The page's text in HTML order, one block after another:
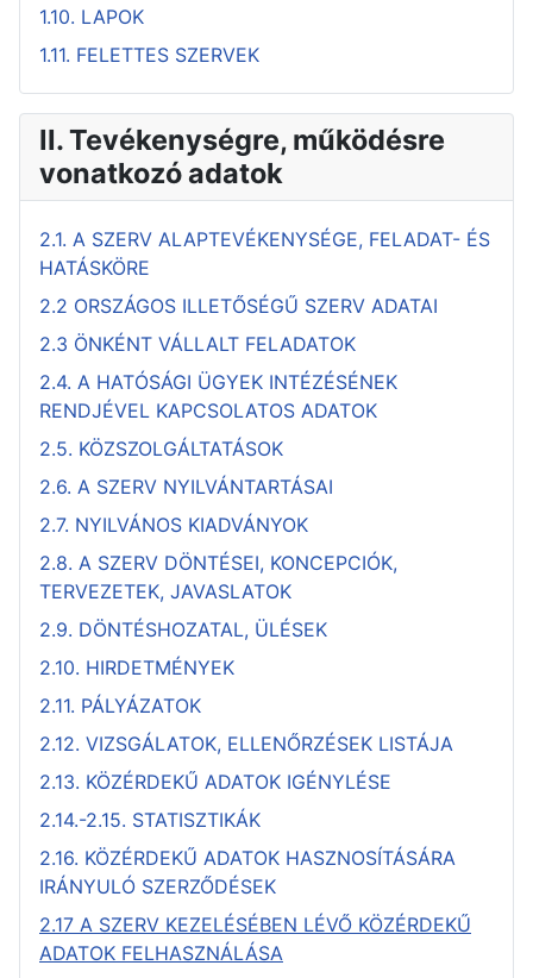
1.10. LAPOK
1.11. FELETTES SZERVEK
II. Tevékenységre, működésre
vonatkozó adatok
2.1. A SZERV ALAPTEVÉKENYSÉGE, FELADAT- ÉS
HATÁSKÖRE
2.2 ORSZÁGOS ILLETŐSÉGŰ SZERV ADATAI
2.3 ÖNKÉNT VÁLLALT FELADATOK
2.4. A HATÓSÁGI ÜGYEK INTÉZÉSÉNEK
RENDJÉVEL KAPCSOLATOS ADATOK
2.5. KÖZSZOLGÁLTATÁSOK
2.6. A SZERV NYILVÁNTARTÁSAI
2.7. NYILVÁNOS KIADVÁNYOK
2.8. A SZERV DÖNTÉSEI, KONCEPCIÓK,
TERVEZETEK, JAVASLATOK
2.9. DÖNTÉSHOZATAL, ÜLÉSEK
2.10. HIRDETMÉNYEK
2.11. PÁLYÁZATOK
2.12. VIZSGÁLATOK, ELLENŐRZÉSEK LISTÁJA
2.13. KÖZÉRDEKŰ ADATOK IGÉNYLÉSE
2.14.-2.15. STATISZTIKÁK
2.16. KÖZÉRDEKŰ ADATOK HASZNOSÍTÁSÁRA
IRÁNYULÓ SZERZŐDÉSEK
2.17 A SZERV KEZELÉSÉBEN LÉVŐ KÖZÉRDEKŰ
ADATOK FELHASZNÁLÁSA